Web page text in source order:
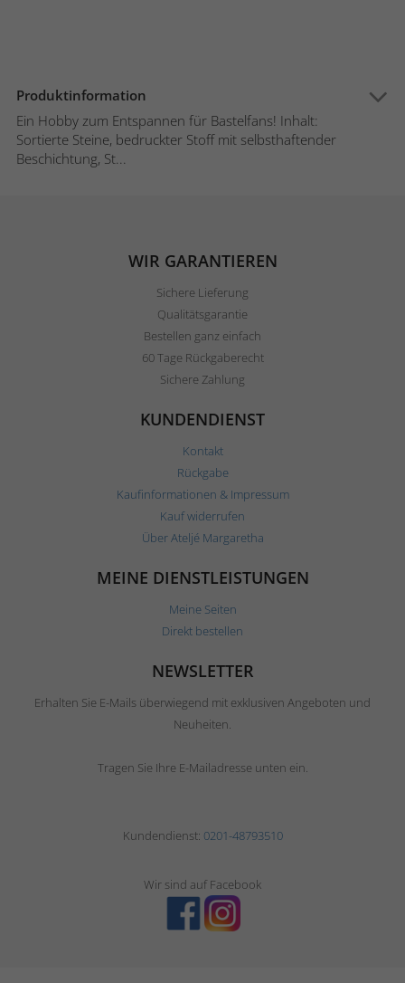
Produktinformation
Ein Hobby zum Entspannen für Bastelfans! Inhalt:
Sortierte Steine, bedruckter Stoff mit selbsthaftender
Beschichtung, St...
WIR GARANTIEREN
Sichere Lieferung
Qualitätsgarantie
Bestellen ganz einfach
60 Tage Rückgaberecht
Sichere Zahlung
KUNDENDIENST
Kontakt
Rückgabe
Kaufinformationen & Impressum
Kauf widerrufen
Über Ateljé Margaretha
MEINE DIENSTLEISTUNGEN
Meine Seiten
Direkt bestellen
NEWSLETTER
Erhalten Sie E-Mails überwiegend mit exklusiven Angeboten und
Neuheiten.
Tragen Sie Ihre E-Mailadresse unten ein.
Kundendienst: 0201-48793510
Wir sind auf Facebook